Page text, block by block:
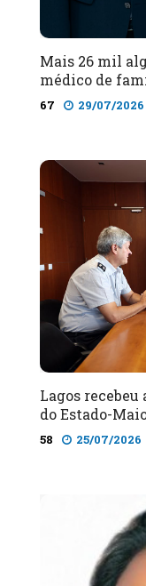
Mais 26 mil
médico de
67 29/07/2026
Lagos
do Estado-
58 25/07/2026